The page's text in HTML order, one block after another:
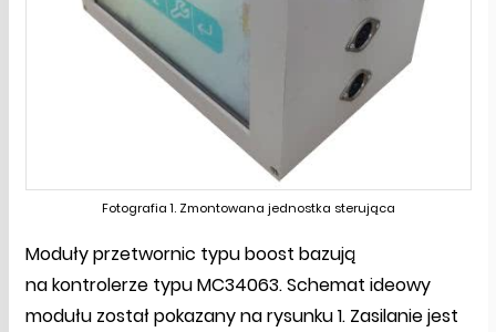
Fotografia 1. Zmontowana jednostka sterująca
Moduły przetwornic typu boost bazują
na kontrolerze typu MC34063. Schemat ideowy
modułu został pokazany na rysunku 1. Zasilanie jest